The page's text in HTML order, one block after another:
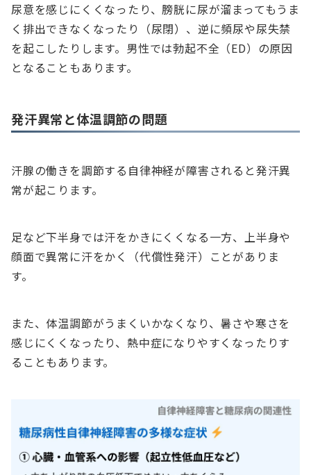
尿意を感じにくくなったり、膀胱に尿が溜まってもうま
く排出できなくなったり（尿閉）、逆に頻尿や尿失禁
を起こしたりします。男性では勃起不全（ED）の原因
となることもあります。
発汗異常と体温調節の問題
汗腺の働きを調節する自律神経が障害されると発汗異
常が起こります。
足など下半身では汗をかきにくくなる一方、上半身や
顔面で異常に汗をかく（代償性発汗）ことがありま
す。
また、体温調節がうまくいかなくなり、暑さや寒さを
感じにくくなったり、熱中症になりやすくなったりす
ることもあります。